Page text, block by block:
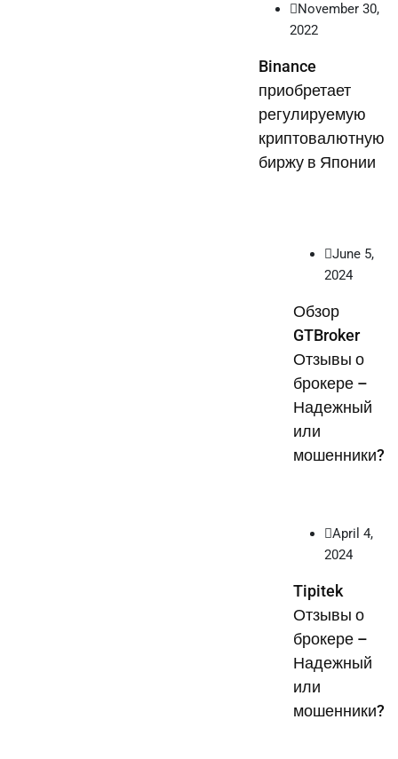
November 30,
2022
Binance
приобретает
регулируемую
криптовалютную
биржу в Японии
June 5,
2024
Обзор
GTBroker
Отзывы о
брокере –
Надежный
или
мошенники?
April 4,
2024
Tipitek
Отзывы о
брокере –
Надежный
или
мошенники?